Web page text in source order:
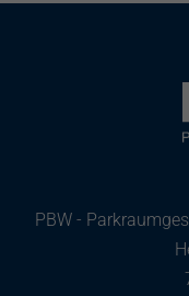
PBW -